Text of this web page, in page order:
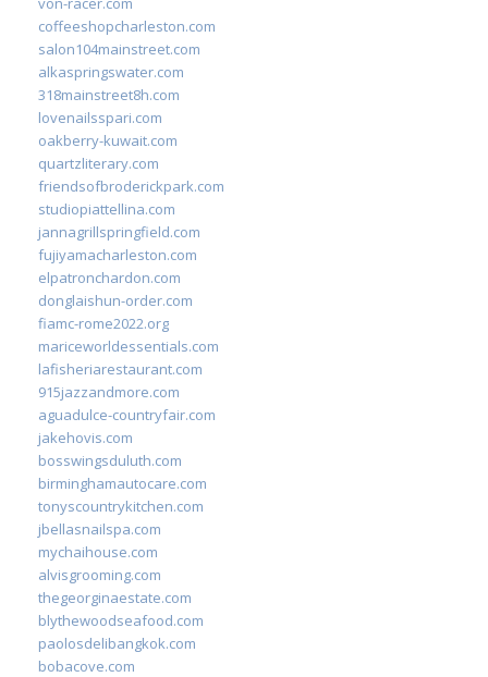
coffeeshopcharleston.com
salon104mainstreet.com
alkaspringswater.com
318mainstreet8h.com
lovenailsspari.com
oakberry-kuwait.com
quartzliterary.com
friendsofbroderickpark.com
studiopiattellina.com
jannagrillspringfield.com
fujiyamacharleston.com
elpatronchardon.com
donglaishun-order.com
fiamc-rome2022.org
mariceworldessentials.com
lafisheriarestaurant.com
915jazzandmore.com
aguadulce-countryfair.com
jakehovis.com
bosswingsduluth.com
birminghamautocare.com
tonyscountrykitchen.com
jbellasnailspa.com
mychaihouse.com
alvisgrooming.com
thegeorginaestate.com
blythewoodseafood.com
paolosdelibangkok.com
bobacove.com